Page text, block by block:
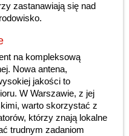
zastanawiają się nad
na kompleksową
Nowa antena,
jakości to
W Warszawie, z jej
warto skorzystać z
którzy znają lokalne
trudnym zadaniom